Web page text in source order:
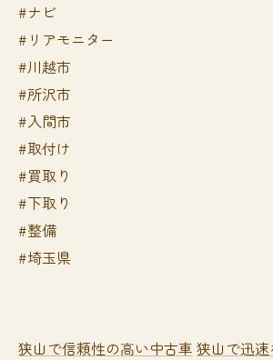
#ナビ
#リアモニター
#川越市
#所沢市
#入間市
#取付け
#買取り
#下取り
#整備
#埼玉県
狭山で信頼性の高い中古車 狭山で迅